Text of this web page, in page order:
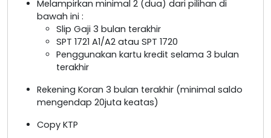
Melampirkan minimal 2 (dua) dari pilihan di
bawah ini :
Slip Gaji 3 bulan terakhir
SPT 1721 A1/A2 atau SPT 1720
Penggunakan kartu kredit selama 3 bulan
terakhir
Rekening Koran 3 bulan terakhir (minimal saldo
mengendap 20juta keatas)
Copy KTP